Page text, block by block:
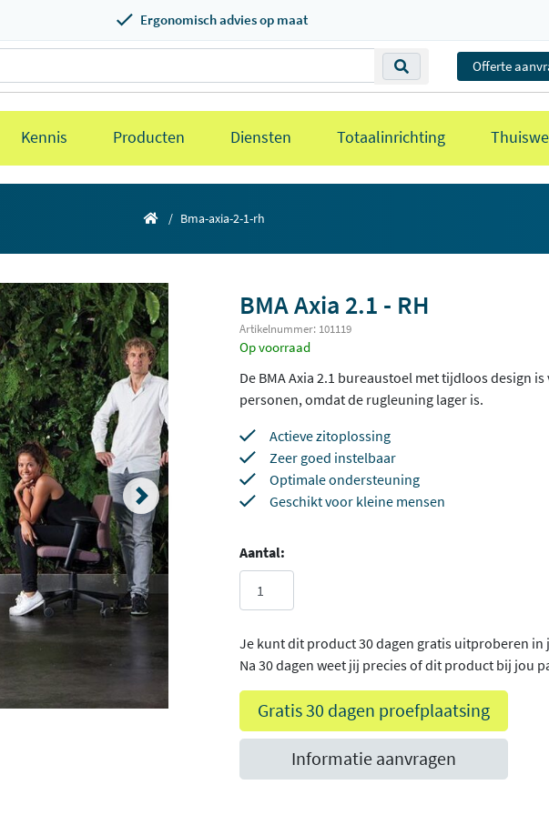
Ergonomisch advies op maat
Offerte
Kennis Producten Diensten Totaalinrichting
Bma-axia-2-1-rh
BMA Axia 2.1 - RH
Artikelnummer: 101119
Op voorraad
De BMA Axia 2.1 bureaustoel met tijdloos design
personen, omdat de rugleuning lager is.
Actieve zitoplossing
Zeer goed instelbaar
Optimale ondersteuning
Geschikt voor kleine mensen
Aantal:
Je kunt dit product 30 dagen gratis uitproberen in
Na 30 dagen weet jij precies of dit product bij jou
Gratis 30 dagen proefplaatsing
Informatie aanvragen